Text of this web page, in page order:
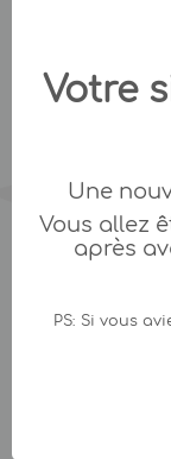
Votre
Une
Vous allez
après
PS: Si vous